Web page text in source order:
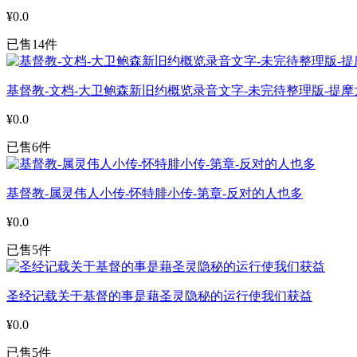
¥0.0
已售14件
基督教-文档-大卫鲍森新旧约概览录音文字-未完待整理版-提摩
¥0.0
已售6件
基督教-属灵伟人小传-怀特腓小传-第章-反对的人也多
¥0.0
已售5件
圣经记载关于基督的事是藉圣灵隐秘的运行使我们获益
¥0.0
已售5件